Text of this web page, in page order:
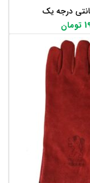
تومان